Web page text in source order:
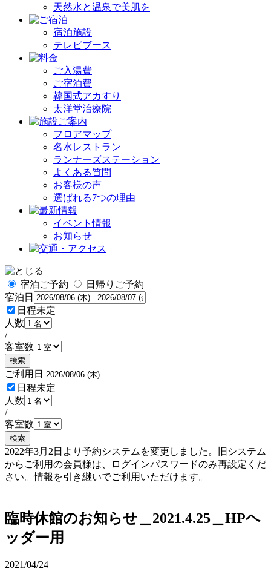
天然水と温泉で美肌を
宿泊施設
テレビブース
ご入湯費
ご宿泊費
韓国式アカすり
太洋堂治療院
フロアマップ
名水レストラン
ランナーズステーション
よくある質問
お客様の声
選ばれる7つの理由
イベント情報
お知らせ
宿泊ご予約
日帰りご予約
宿泊日
日程未定
人数
/
客室数
検索
ご利用日
日程未定
人数
/
客室数
検索
2022年3月2日より予約システムを変更しました。旧システム
からご利用の会員様は、ログインパスワードのみ再設定くだ
さい。情報を引き継いでご利用いただけます。
臨時休館のお知らせ＿2021.4.25＿HPヘ
ッダー用
2021/04/24